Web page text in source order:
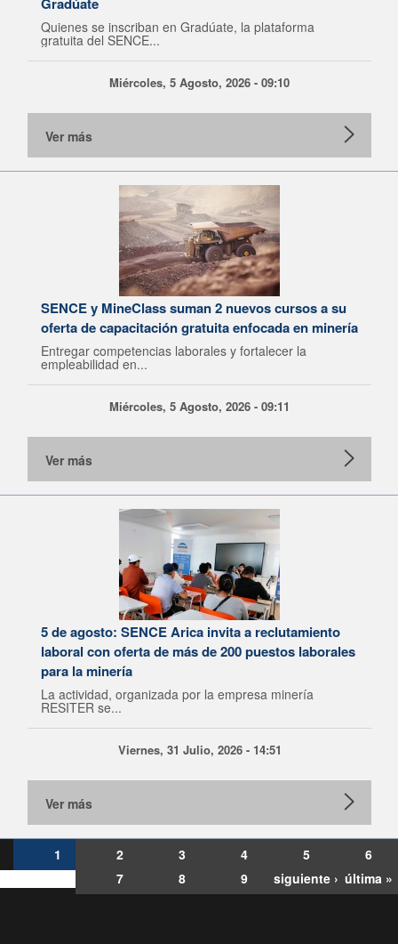
Quienes se inscriban en Gradúate, la plataforma
gratuita del SENCE...
Miércoles, 5 Agosto, 2026 - 09:10
Ver más
SENCE y MineClass suman 2 nuevos cursos a su
oferta de capacitación gratuita enfocada en minería
Entregar competencias laborales y fortalecer la
empleabilidad en...
Miércoles, 5 Agosto, 2026 - 09:11
Ver más
5 de agosto: SENCE Arica invita a reclutamiento
laboral con oferta de más de 200 puestos laborales
para la minería
La actividad, organizada por la empresa minería
RESITER se...
Viernes, 31 Julio, 2026 - 14:51
Ver más
1 2 3 4 5
6
7
8 9 siguiente › última »